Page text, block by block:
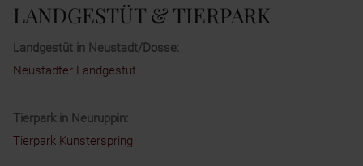
LANDGESTÜT & TIERPARK
Landgestüt in Neustadt/Dosse:
Neustädter Landgestüt
Tierpark in Neuruppin:
Tierpark Kunsterspring